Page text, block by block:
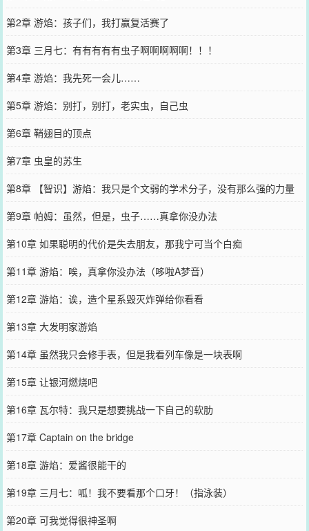
第2章 游焰：孩子们，我打赢复活赛了
第3章 三月七：有有有有有虫子啊啊啊啊啊！！！
第4章 游焰：我先死一会儿……
第5章 游焰：别打，别打，老实虫，自己虫
第6章 鞘翅目的顶点
第7章 虫皇的苏生
第8章 【智识】游焰：我只是个文弱的学术分子，没有那么强的力量
第9章 帕姆：虽然，但是，虫子……真拿你没办法
第10章 如果聪明的代价是失去朋友，那我宁可当个白痴
第11章 游焰：唉，真拿你没办法（哆啦A梦音）
第12章 游焰：诶，造个星系毁灭炸弹给你看看
第13章 大发明家游焰
第14章 虽然我只会修手表，但是我看列车像是一块表啊
第15章 让银河燃烧吧
第16章 瓦尔特：我只是想要挑战一下自己的软肋
第17章 Captain on the bridge
第18章 游焰：爱酱很能干的
第19章 三月七：呱！我不要看那个口牙！（指泳装）
第20章 可我觉得很神圣啊